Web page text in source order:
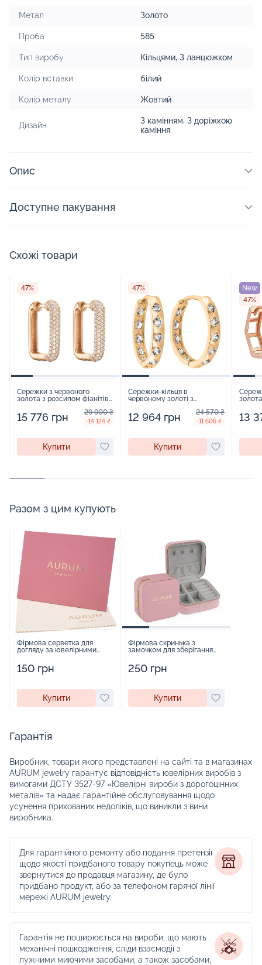
Метал Золото
Проба 585
Тип виробу Кільцями, З ланцюжком
Колір вставки білий
Колір металу Жовтий
Дизайн З камінням, З доріжкою
каміння
Опис
Доступне пакування
Схожі товари
47%
Сережки з червоного
золота з розсипом фіанітів -
15 776 грн 29 900 ₴
-14 124 ₴
Купити
47%
Сережки-кільця в
червоному золоті з
12 964 грн 24 570 ₴
-11 606 ₴
Купити
New
47%
13
Разом з цим купують
Фірмова серветка для
догляду за ювелірними
150 грн
Купити
Фірмова скринька з
замочком для зберігання
250 грн
Купити
Гарантія
Виробник, товари якого представлені на сайті та в магазинах
AURUM jewelry гарантує відповідність ювелірних виробів з
вимогами ДСТУ 3527-97 «Ювелірні вироби з дорогоцінних
металів» та надає гарантійне обслуговування щодо
усунення прихованих недоліків, що виникли з вини
виробника.
Для гарантійного ремонту або подання претензії
щодо якості придбаного товару покупець може
звернутися до продавця магазину, де було
придбано продукт, або за телефоном гарячої лінії
мережі AURUM jewelry.
Гарантія не поширюється на вироби, що мають
механічні пошкодження, сліди взаємодії з
лужними миючими засобами, а також засобами,